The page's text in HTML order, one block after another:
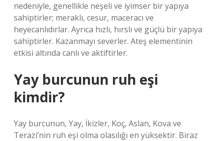
nedeniyle, genellikle neşeli ve iyimser bir yapıya
sahiptirler; meraklı, cesur, maceracı ve
heyecanlıdırlar. Ayrıca hızlı, hırslı ve güçlü bir yapıya
sahiptirler. Kazanmayı severler. Ateş elementinin
etkisi altında canlı ve aktiftirler.
Yay burcunun ruh eşi
kimdir?
Yay burcunun, Yay, İkizler, Koç, Aslan, Kova ve
Terazi’nin ruh eşi olma olasılığı en yüksektir. Biraz